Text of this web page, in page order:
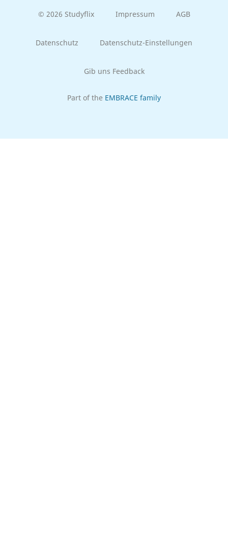
© 2026 Studyflix Impressum AGB
Datenschutz Datenschutz-Einstellungen
Gib uns Feedback
Part of the EMBRACE family